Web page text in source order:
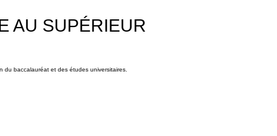
AU SUPÉRIEUR
du baccalauréat et des études universitaires.